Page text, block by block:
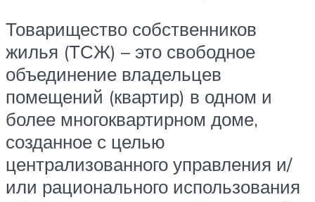
Товарищество собственников
жилья (ТСЖ) – это свободное
объединение владельцев
помещений (квартир) в одном и
более многоквартирном доме,
созданное с целью
централизованного управления и/
или рационального использования